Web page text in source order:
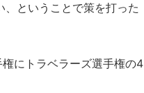
、ということで策を打った
にトラベラーズ選手権の4